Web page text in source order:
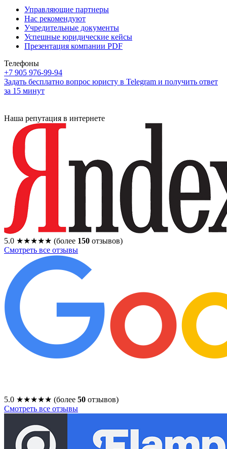
Управляющие партнеры
Нас рекомендуют
Учредительные документы
Успешные юридические кейсы
Презентация компании PDF
Телефоны
+7 905 976-99-94
Задать бесплатно вопрос юристу в Telegram и получить ответ
за 15 минут
Наша репутация в интернете
5.0 ★★★★★ (более 150 отзывов)
Смотреть все отзывы
5.0 ★★★★★ (более 50 отзывов)
Смотреть все отзывы